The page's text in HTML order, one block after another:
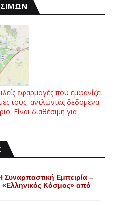
εφαρμογές που εμφανίζει
τους, αντλώντας δεδομένα
Είναι διαθέσιμη για
Συναρπαστική Εμπειρία –
«Ελληνικός Κόσμος» από